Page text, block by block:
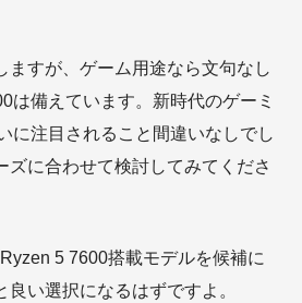
ますが、ゲーム用途なら文句なし
は備えています。新時代のゲーミ
に注目されること間違いなしでし
ズに合わせて検討してみてくださ
5 7600搭載モデルを候補に
良い選択になるはずですよ。